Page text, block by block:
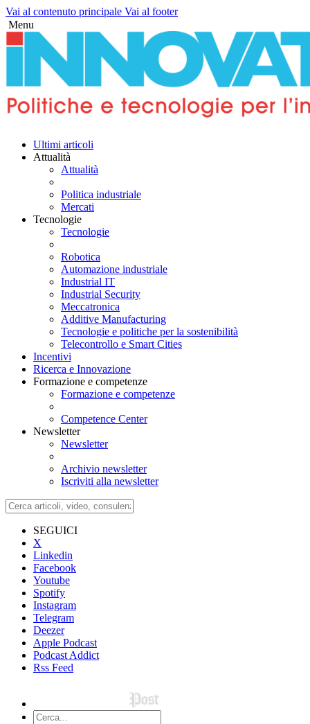
Vai al contenuto principale Vai al footer
Menu
play
Ultimi articoli
Attualità
Attualità
Politica industriale
Mercati
Tecnologie
Tecnologie
Robotica
Automazione industriale
Industrial IT
Industrial Security
Meccatronica
Additive Manufacturing
Tecnologie e politiche per la sostenibilità
Telecontrollo e Smart Cities
Incentivi
Ricerca e Innovazione
Formazione e competenze
Formazione e competenze
Competence Center
Newsletter
Newsletter
Archivio newsletter
Iscriviti alla newsletter
SEGUICI
X
Linkedin
Facebook
Youtube
Spotify
Instagram
Telegram
Deezer
Apple Podcast
Podcast Addict
Rss Feed